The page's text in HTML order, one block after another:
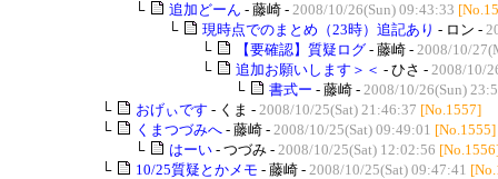
└
追加どーん - 藤崎 - 2008/10/26(Sun) 09:43:33
└
現時点でのまとめ（23時）追記あり - ロン -
└
【要確認】質疑ログ - 藤崎 - 2008/10/
└
追加お願いします＞＜ - ひさ - 2008/10/
└
書式ー - 藤崎 - 2008/10/26(Sun)
└
おげぃです - くま - 2008/10/25(Sat) 21:46:37 [No.1557]
└
くまつづみへ - 藤崎 - 2008/10/25(Sat) 09:49:01 [No.1555]
└
はーい - つづみ - 2008/10/25(Sat) 12:02:56
└
10/25質疑とかメモ - 藤崎 - 2008/10/25(Sat) 09:47:41